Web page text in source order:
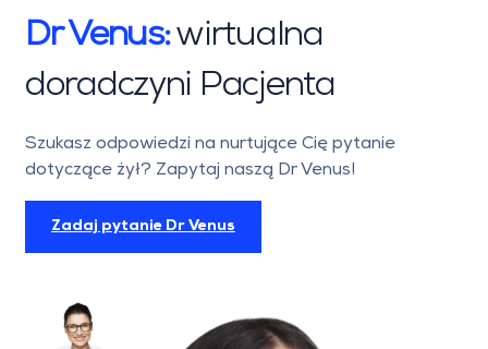
Dr Venus:wirtualna
doradczyni Pacjenta
Szukasz odpowiedzi na nurtujące Cię pytanie
dotyczące żył? Zapytaj naszą Dr Venus!
Zadaj pytanie Dr Venus